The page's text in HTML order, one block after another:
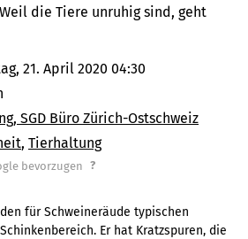
die Tiere unruhig sind, geht
21. April 2020 04:30
SGD Büro Zürich-Ostschweiz
Tierhaltung
bevorzugen ?
für Schweineräude typischen
Er hat Kratzspuren, die